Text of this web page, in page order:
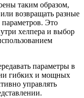
таким образом,
возвращать разные
параметров. Это
хелпера и выбор
параметры в
гибких и мощных
управлять